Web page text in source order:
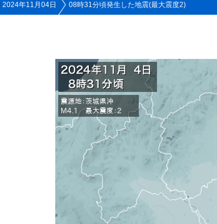
2024年11月04日 08時31分頃発生した地震(最大震度2)